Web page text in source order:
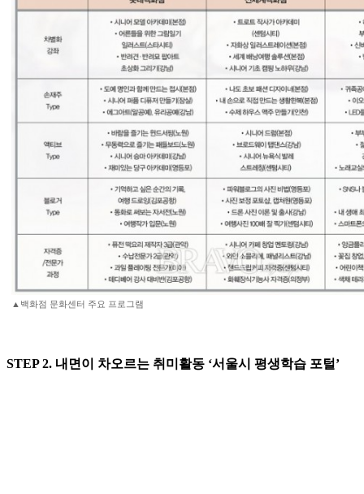
▲백화점 문화센터 주요 프로그램
STEP 2. 내면이 차오르는 취미활동 ‘서울시 평생학습 포털’